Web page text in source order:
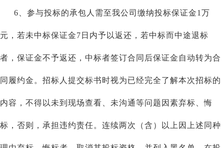
6、参与投标的承包人需至我公司缴纳投标保证金1万
元，若未中标保证金7日内予以返还，若中标而中途退标
者，保证金不予返还，中标者签订合同后保证金自动转为合
同履约金。招标人提交标书时视为已经完全了解本次招标的
内容，不得以未到现场查看、未沟通等问题因素弃标、悔
标，否则，承担违约责任。连续两次（含）以上因上述同种